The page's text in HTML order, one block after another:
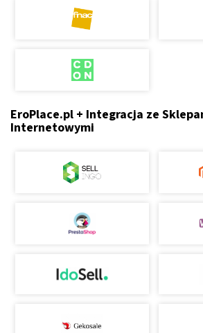
EroPlace.pl + Integracja ze
Internetowymi